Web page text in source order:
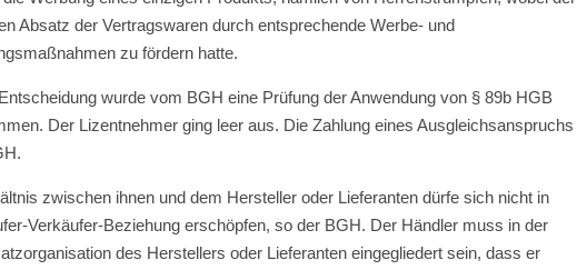
Absatz der Vertragswaren durch entsprechende Werbe- und
zu fördern hatte.
wurde vom BGH eine Prüfung der Anwendung von § 89b HGB
Der Lizentnehmer ging leer aus. Die Zahlung eines Ausgleichsanspruchs
zwischen ihnen und dem Hersteller oder Lieferanten dürfe sich nicht in
Verkäufer-Beziehung erschöpfen, so der BGH. Der Händler muss in der
des Herstellers oder Lieferanten eingegliedert sein, dass er